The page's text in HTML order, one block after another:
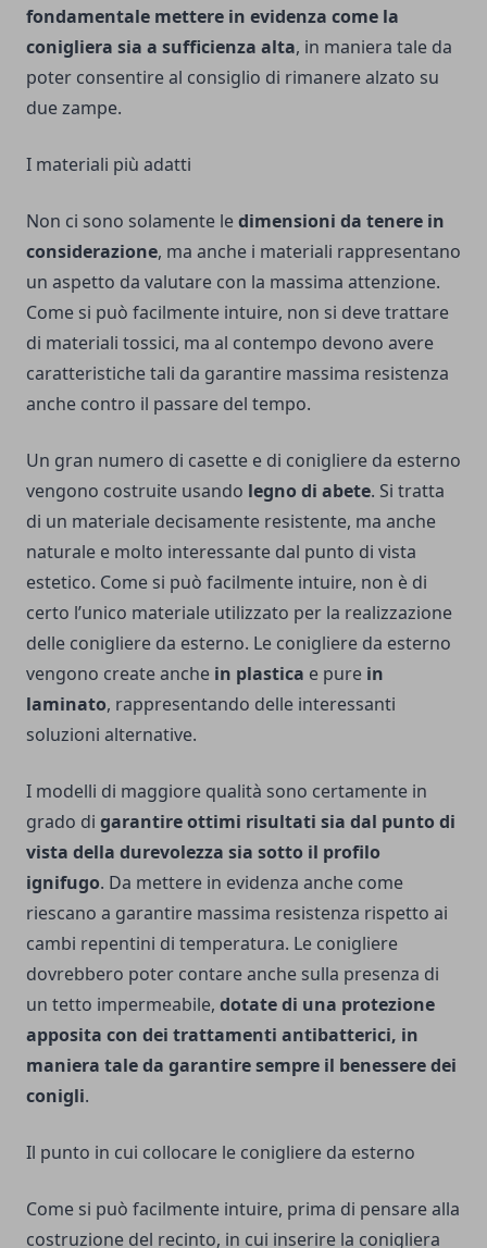
fondamentale mettere in evidenza come la
conigliera sia a sufficienza alta, in maniera tale da
poter consentire al consiglio di rimanere alzato su
due zampe.
I materiali più adatti
Non ci sono solamente ledimensioni da tenere in
considerazione, ma anche i materiali rappresentano
un aspetto da valutare con la massima attenzione.
Come si può facilmente intuire, non si deve trattare
di materiali tossici, ma al contempo devono avere
caratteristiche tali da garantire massima resistenza
anche contro il passare del tempo.
Un gran numero di casette e di conigliere da esterno
vengono costruite usando legno di abete. Si tratta
di un materiale decisamente resistente, ma anche
naturale e molto interessante dal punto di vista
estetico. Come si può facilmente intuire, non è di
certo l’unico materiale utilizzato per la realizzazione
delle conigliere da esterno. Le conigliere da esterno
vengono create anche in plastica e pure in
laminato, rappresentando delle interessanti
soluzioni alternative.
I modelli di maggiore qualità sono certamente in
grado di garantire ottimi risultati sia dal punto di
vista della durevolezza sia sotto il profilo
ignifugo. Da mettere in evidenza anche come
riescano a garantire massima resistenza rispetto ai
cambi repentini di temperatura. Le conigliere
dovrebbero poter contare anche sulla presenza di
un tetto impermeabile, dotate di una protezione
apposita con dei trattamenti antibatterici, in
maniera tale da garantire sempre il benessere dei
conigli.
Il punto in cui collocare le conigliere da esterno
Come si può facilmente intuire, prima di pensare alla
costruzione del recinto, in cui inserire la conigliera